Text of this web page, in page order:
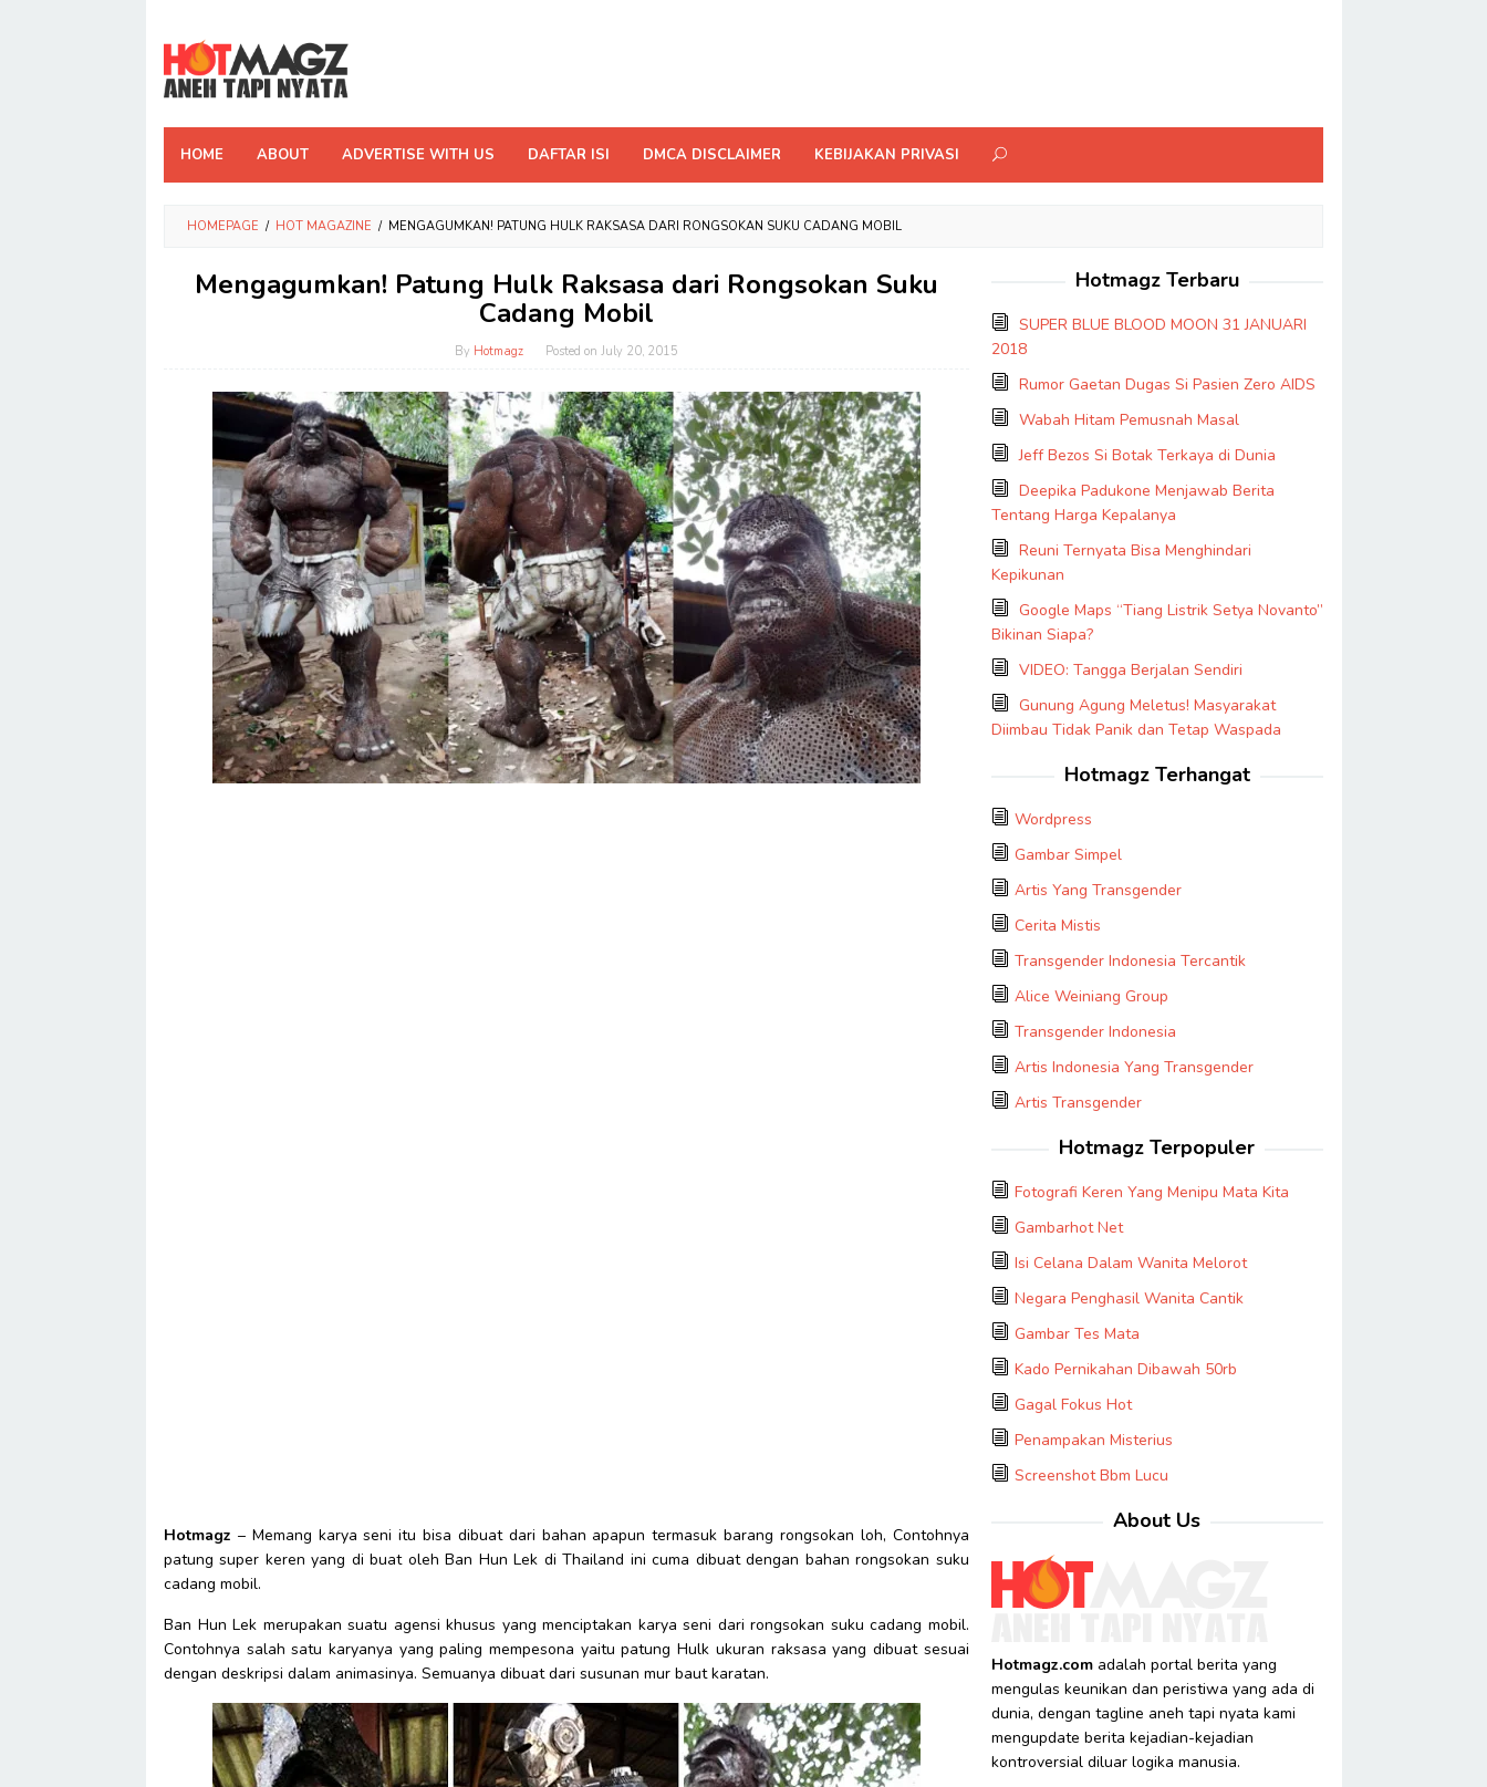
content
HOME ABOUT ADVERTISE WITH US DAFTAR ISI DMCA DISCLAIMER KEBIJAKAN PRIVASI
HOMEPAGE / HOT MAGAZINE / MENGAGUMKAN! PATUNG HULK RAKSASA DARI RONGSOKAN SUKU CADANG MOBIL
Mengagumkan! Patung Hulk Raksasa dari Rongsokan Suku
Cadang Mobil
By Hotmagz Posted on July 20, 2015
Hotmagz – Memang karya seni itu bisa dibuat dari bahan apapun termasuk barang rongsokan loh, Contohnya
patung super keren yang di buat oleh Ban Hun Lek di Thailand ini cuma dibuat dengan bahan rongsokan suku
cadang mobil.
Ban Hun Lek merupakan suatu agensi khusus yang menciptakan karya seni dari rongsokan suku cadang mobil.
Contohnya salah satu karyanya yang paling mempesona yaitu patung Hulk ukuran raksasa yang dibuat sesuai
dengan deskripsi dalam animasinya. Semuanya dibuat dari susunan mur baut karatan.
Hotmagz Terbaru
SUPER BLUE BLOOD MOON 31 JANUARI
2018
Rumor Gaetan Dugas Si Pasien Zero AIDS
Wabah Hitam Pemusnah Masal
Jeff Bezos Si Botak Terkaya di Dunia
Deepika Padukone Menjawab Berita
Tentang Harga Kepalanya
Reuni Ternyata Bisa Menghindari
Kepikunan
Google Maps “Tiang Listrik Setya Novanto”
Bikinan Siapa?
VIDEO: Tangga Berjalan Sendiri
Gunung Agung Meletus! Masyarakat
Diimbau Tidak Panik dan Tetap Waspada
Hotmagz Terhangat
Wordpress
Gambar Simpel
Artis Yang Transgender
Cerita Mistis
Transgender Indonesia Tercantik
Alice Weiniang Group
Transgender Indonesia
Artis Indonesia Yang Transgender
Artis Transgender
Hotmagz Terpopuler
Fotografi Keren Yang Menipu Mata Kita
Gambarhot Net
Isi Celana Dalam Wanita Melorot
Negara Penghasil Wanita Cantik
Gambar Tes Mata
Kado Pernikahan Dibawah 50rb
Gagal Fokus Hot
Penampakan Misterius
Screenshot Bbm Lucu
About Us
Hotmagz.comadalah portal berita yang
mengulas keunikan dan peristiwa yang ada di
dunia, dengan tagline aneh tapi nyata kami
mengupdate berita kejadian-kejadian
kontroversial diluar logika manusia.